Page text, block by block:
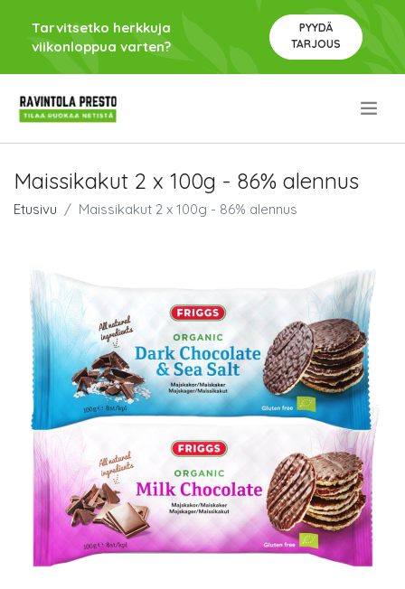
Tarvitsetko herkkuja
viikonloppua varten?
PYYDÄ
TARJOUS
Maissikakut 2 x 100g - 86% alennus
Etusivu Maissikakut 2 x 100g - 86% alennus